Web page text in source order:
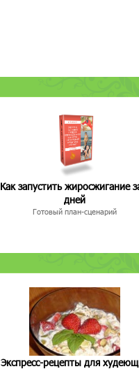
Как запустить жиросжигание
дней
Готовый план-сценарий
Экспресс-рецепты для